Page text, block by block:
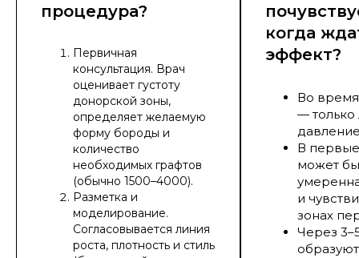
процедура?
Первичная
консультация. Врач
оценивает густоту
донорской зоны,
определяет желаемую
форму бороды и
количество
необходимых графтов
(обычно 1500–4000).
Разметка и
моделирование.
Согласовывается линия
роста, плотность и стиль
когда
эффект?
Во
— только
В первые
может
и
зонах
Через